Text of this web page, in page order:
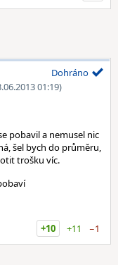
01:19)
Dohráno
pobavil a nemusel nic
šel bych do průměru,
trošku víc.
+10
+11 −1